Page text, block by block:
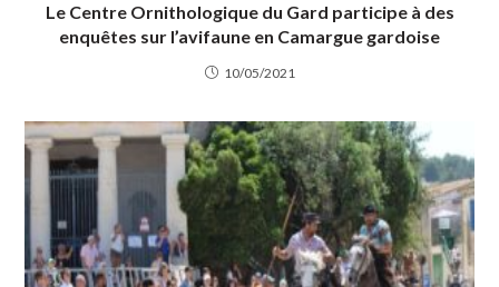
Le Centre Ornithologique du Gard participe à des
enquêtes sur l’avifaune en Camargue gardoise
10/05/2021